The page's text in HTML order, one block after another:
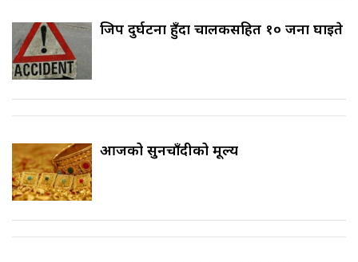
जिप दुर्घटना हुँदा चालकसहित १० जना घाइते
आजको सुनचाँदीको मूल्य